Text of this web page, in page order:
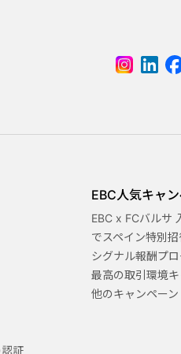
証
EBC人気キャ
EBC x FCバルサ
でスペイン特別招
シグナル報酬プ
最高の取引環境
他のキャンペーン